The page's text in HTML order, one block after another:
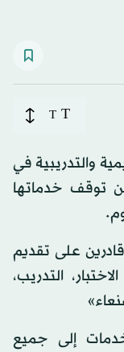
T
T
والتدريبية في
توقف خدماتها
على تقديم
التدريب،
إلى جميع